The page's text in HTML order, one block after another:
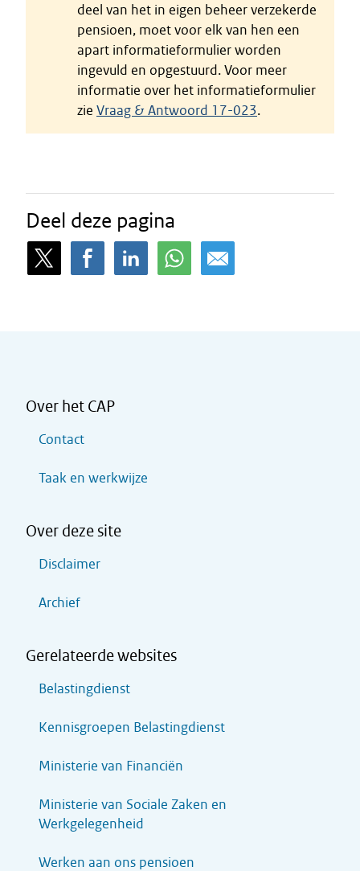
deel van het in eigen beheer verzekerde
pensioen, moet voor elk van hen een
apart informatieformulier worden
ingevuld en opgestuurd. Voor meer
informatie over het informatieformulier
zie Vraag & Antwoord 17-023.
Deel deze pagina
Over het CAP
Contact
Taak en werkwijze
Over deze site
Disclaimer
Archief
Gerelateerde websites
Belastingdienst
Kennisgroepen Belastingdienst
Ministerie van Financiën
Ministerie van Sociale Zaken en
Werkgelegenheid
Werken aan ons pensioen